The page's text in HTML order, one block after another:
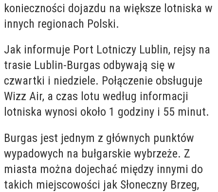
konieczności dojazdu na większe lotniska w
innych regionach Polski.
Jak informuje Port Lotniczy Lublin, rejsy na
trasie Lublin-Burgas odbywają się w
czwartki i niedziele. Połączenie obsługuje
Wizz Air, a czas lotu według informacji
lotniska wynosi około 1 godziny i 55 minut.
Burgas jest jednym z głównych punktów
wypadowych na bułgarskie wybrzeże. Z
miasta można dojechać między innymi do
takich miejscowości jak Słoneczny Brzeg,